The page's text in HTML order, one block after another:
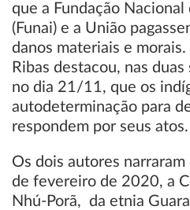
que a Fundação Nacional
(Funai) e a União
danos materiais e
Ribas destacou, nas
no dia 21/11, que os
autodeterminação para
respondem por seus atos.
Os dois autores
de fevereiro de 2020, a
Nhú-Porã, da etnia